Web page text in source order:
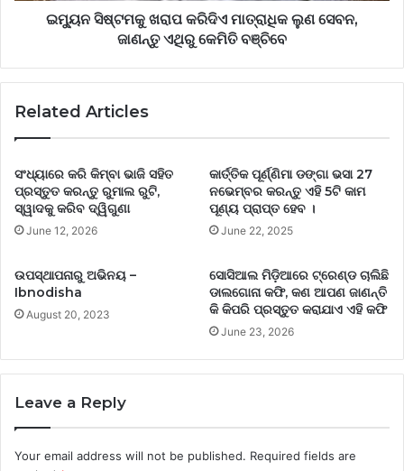
ଇମ୍ୟୁନ ସିଷ୍ଟମକୁ ଖରାପ କରିଦିଏ ମାତ୍ରାଧିକ ଲୁଣ ସେବନ,
ଜାଣନ୍ତୁ ଏଥିରୁ କେମିତି ବଞ୍ଚିବେ
Related Articles
ସଂଧ୍ୟାରେ କରି କିମ୍ବା ଭାଜି ସହିତ
ପ୍ରସ୍ତୁତ କରନ୍ତୁ ରୁମାଲ ରୁଟି,
ସ୍ୱାଦକୁ କରିବ ଦ୍ୱିଗୁଣା
June 12, 2026
କାର୍ତ୍ତିକ ପୂର୍ଣ୍ଣିମା ଡଙ୍ଗା ଭସା 27
ନଭେମ୍ବର କରନ୍ତୁ ଏହି 5ଟି କାମ
ପୂଣ୍ୟ ପ୍ରାପ୍ତ ହେବ ।
June 22, 2025
ଉପସ୍ଥାପନାରୁ ଅଭିନୟ –
Ibnodisha
August 20, 2023
ସୋସିଆଲ ମିଡ଼ିଆରେ ଟ୍ରେଣ୍ଡ ଚାଲିଛି
ଡାଲଗୋନା କଫି, କଣ ଆପଣ ଜାଣନ୍ତି
କି କିପରି ପ୍ରସ୍ତୁତ କରାଯାଏ ଏହି କଫି
June 23, 2026
Leave a Reply
Your email address will not be published. Required fields are